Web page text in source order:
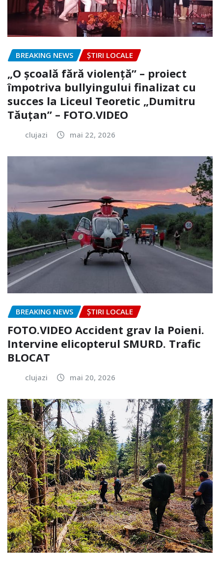
BREAKING NEWS ȘTIRI LOCALE
„O școală fără violență” – proiect
împotriva bullyingului finalizat cu
succes la Liceul Teoretic „Dumitru
Tăuțan” – FOTO.VIDEO
clujazi mai 22, 2026
BREAKING NEWS ȘTIRI LOCALE
FOTO.VIDEO Accident grav la Poieni.
Intervine elicopterul SMURD. Trafic
BLOCAT
clujazi mai 20, 2026